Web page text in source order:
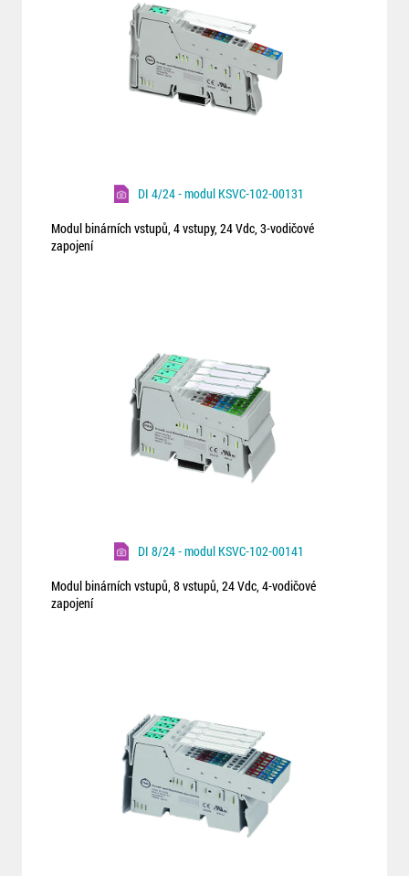
DI 4/24 - modul KSVC-102-00131
Modul binárních vstupů, 4 vstupy, 24 Vdc, 3-vodičové
zapojení
DI 8/24 - modul KSVC-102-00141
Modul binárních vstupů, 8 vstupů, 24 Vdc, 4-vodičové
zapojení